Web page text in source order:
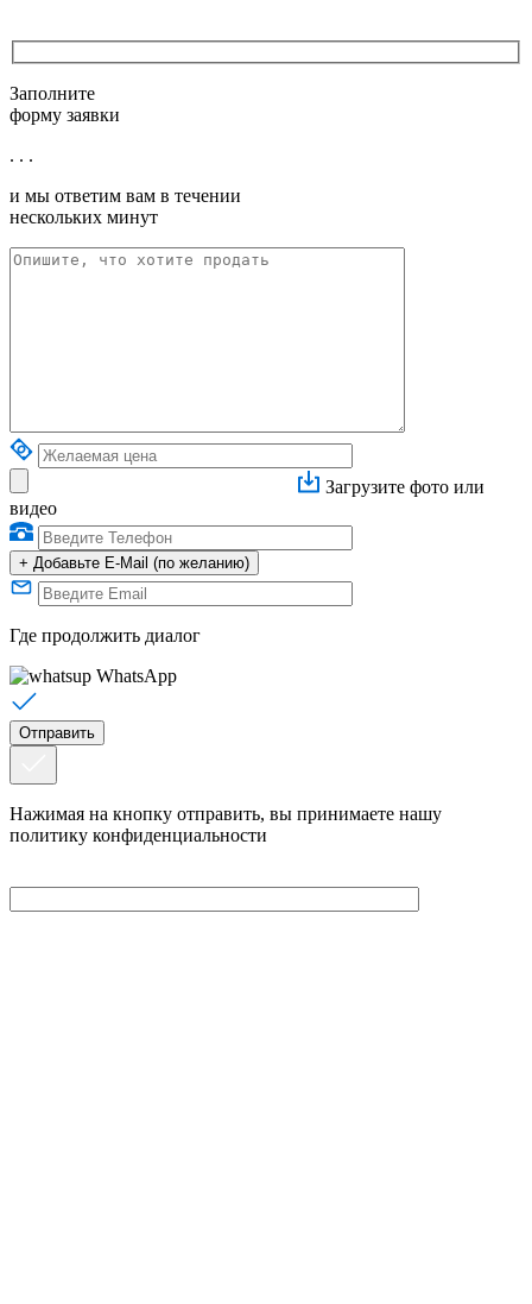
Заполните
форму заявки
. . .
и мы ответим вам в течении
нескольких минут
Загрузите фото или
видео
+ Добавьте E-Mail (по желанию)
Где продолжить диалог
WhatsApp
Нажимая на кнопку отправить, вы принимаете нашу
политику конфиденциальности